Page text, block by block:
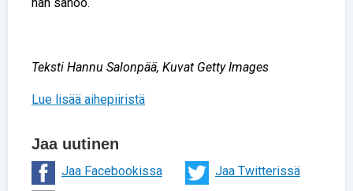
hän sanoo.
Teksti Hannu Salonpää, Kuvat Getty Images
Lue lisää aihepiiristä
Jaa uutinen
Jaa Facebookissa
Jaa Twitterissä